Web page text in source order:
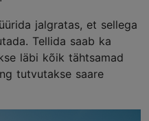
jalgratas, et sellega
Tellida saab ka
läbi kõik tähtsamad
tutvutakse saare